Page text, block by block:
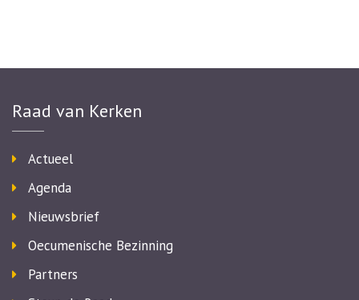
Raad van Kerken
Actueel
Agenda
Nieuwsbrief
Oecumenische Bezinning
Partners